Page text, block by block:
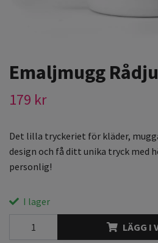
Emaljmugg
179 kr
Det lilla tryckeriet för kläder,
design och få ditt unika tryck med
personlig!
I lager
LÄGG I